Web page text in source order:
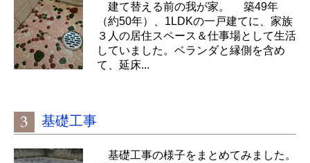
建て替える前の我が家。 築49年
（約50年）、1LDKの一戸建てに、家族
３人の居住スペース＆仕事場として生活
していました。ベランダと縁側を含め
て、延床...
基礎工事
基礎工事の様子をまとめてみました。